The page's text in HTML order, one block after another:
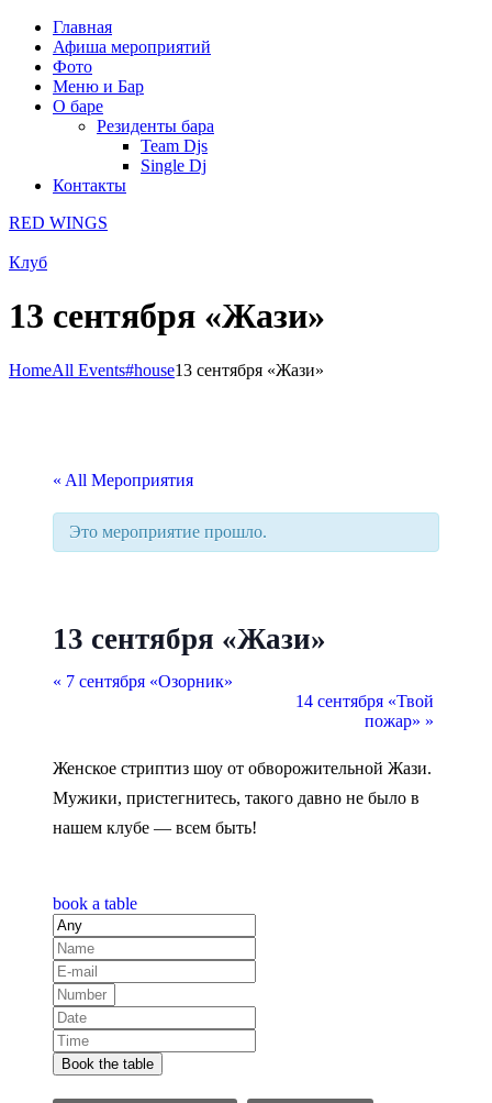
Главная
Афиша мероприятий
Фото
Меню и Бар
О баре
Резиденты бара
Team Djs
Single Dj
Контакты
RED WINGS
Клуб
13 сентября «Жази»
HomeAll Events#house13 сентября «Жази»
« All Мероприятия
Это мероприятие прошло.
13 сентября «Жази»
Мероприятие
« 7 сентября «Озорник»
14 сентября «Твой
пожар» »
Женское стриптиз шоу от обворожительной Жази.
Мужики, пристегнитесь, такого давно не было в
нашем клубе — всем быть!
book a table
Book the table